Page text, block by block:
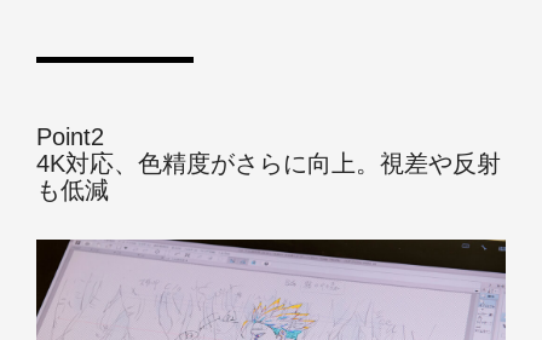
Point2
4K対応、色精度がさらに向上。視差や反射
も低減